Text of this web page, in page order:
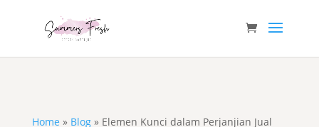
Home » Blog» Elemen Kunci dalam Perjanjian Jual